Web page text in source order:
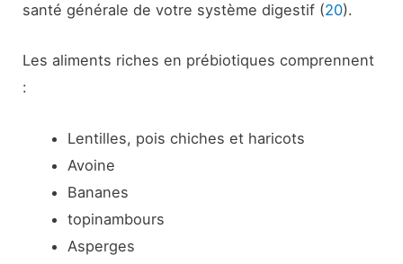
santé générale de votre système digestif (20).
Les aliments riches en prébiotiques comprennent
:
Lentilles, pois chiches et haricots
Avoine
Bananes
topinambours
Asperges